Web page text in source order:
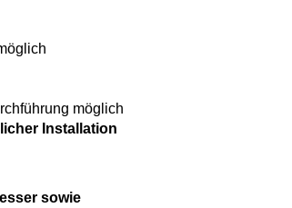
möglich
Installation
sowie